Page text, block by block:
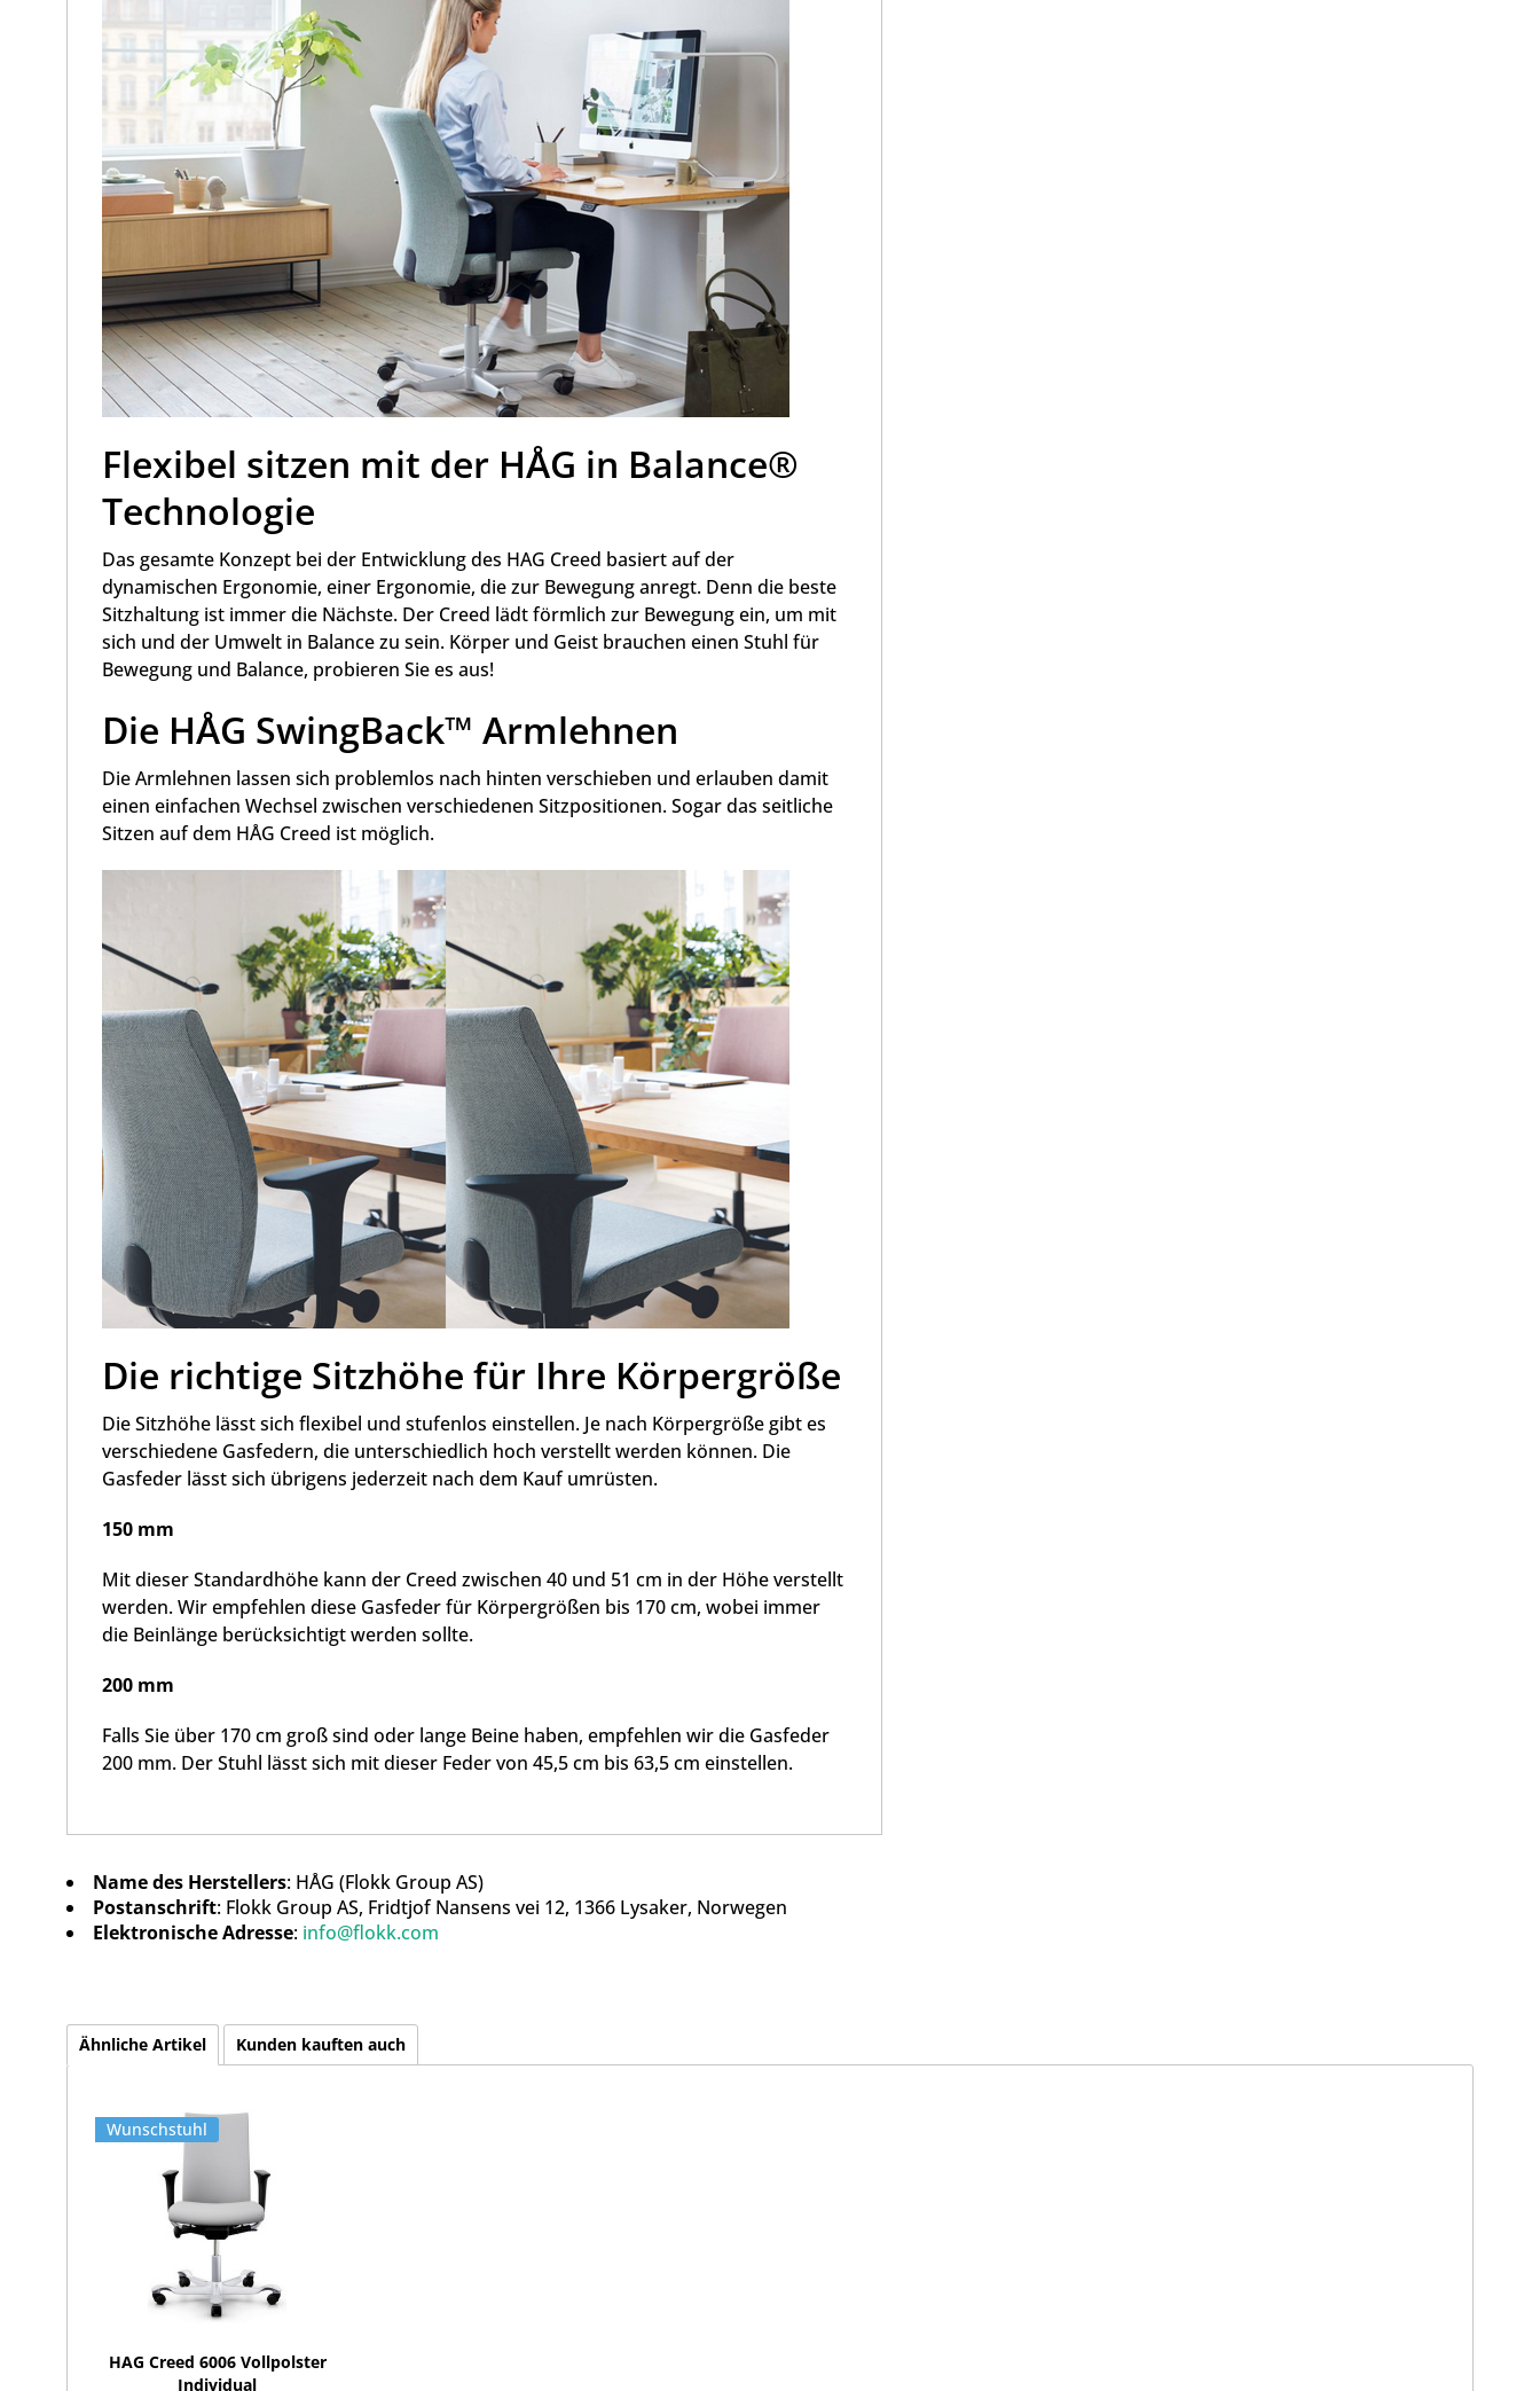
Flexibel sitzen mit der HÅG in Balance®
Technologie
Das gesamte Konzept bei der Entwicklung des HAG Creed basiert auf der
dynamischen Ergonomie, einer Ergonomie, die zur Bewegung anregt. Denn die beste
Sitzhaltung ist immer die Nächste. Der Creed lädt förmlich zur Bewegung ein, um mit
sich und der Umwelt in Balance zu sein. Körper und Geist brauchen einen Stuhl für
Bewegung und Balance, probieren Sie es aus!
Die HÅG SwingBack™ Armlehnen
Die Armlehnen lassen sich problemlos nach hinten verschieben und erlauben damit
einen einfachen Wechsel zwischen verschiedenen Sitzpositionen. Sogar das seitliche
Sitzen auf dem HÅG Creed ist möglich.
Die richtige Sitzhöhe für Ihre Körpergröße
Die Sitzhöhe lässt sich flexibel und stufenlos einstellen. Je nach Körpergröße gibt es
verschiedene Gasfedern, die unterschiedlich hoch verstellt werden können. Die
Gasfeder lässt sich übrigens jederzeit nach dem Kauf umrüsten.
150 mm
Mit dieser Standardhöhe kann der Creed zwischen 40 und 51 cm in der Höhe verstellt
werden. Wir empfehlen diese Gasfeder für Körpergrößen bis 170 cm, wobei immer
die Beinlänge berücksichtigt werden sollte.
200 mm
Falls Sie über 170 cm groß sind oder lange Beine haben, empfehlen wir die Gasfeder
200 mm. Der Stuhl lässt sich mit dieser Feder von 45,5 cm bis 63,5 cm einstellen.
Name des Herstellers: HÅG (Flokk Group AS)
Postanschrift: Flokk Group AS, Fridtjof Nansens vei 12, 1366 Lysaker, Norwegen
Elektronische Adresse: info@flokk.com
Ähnliche Artikel Kunden kauften auch
Wunschstuhl
HAG Creed 6006 Vollpolster
Individual